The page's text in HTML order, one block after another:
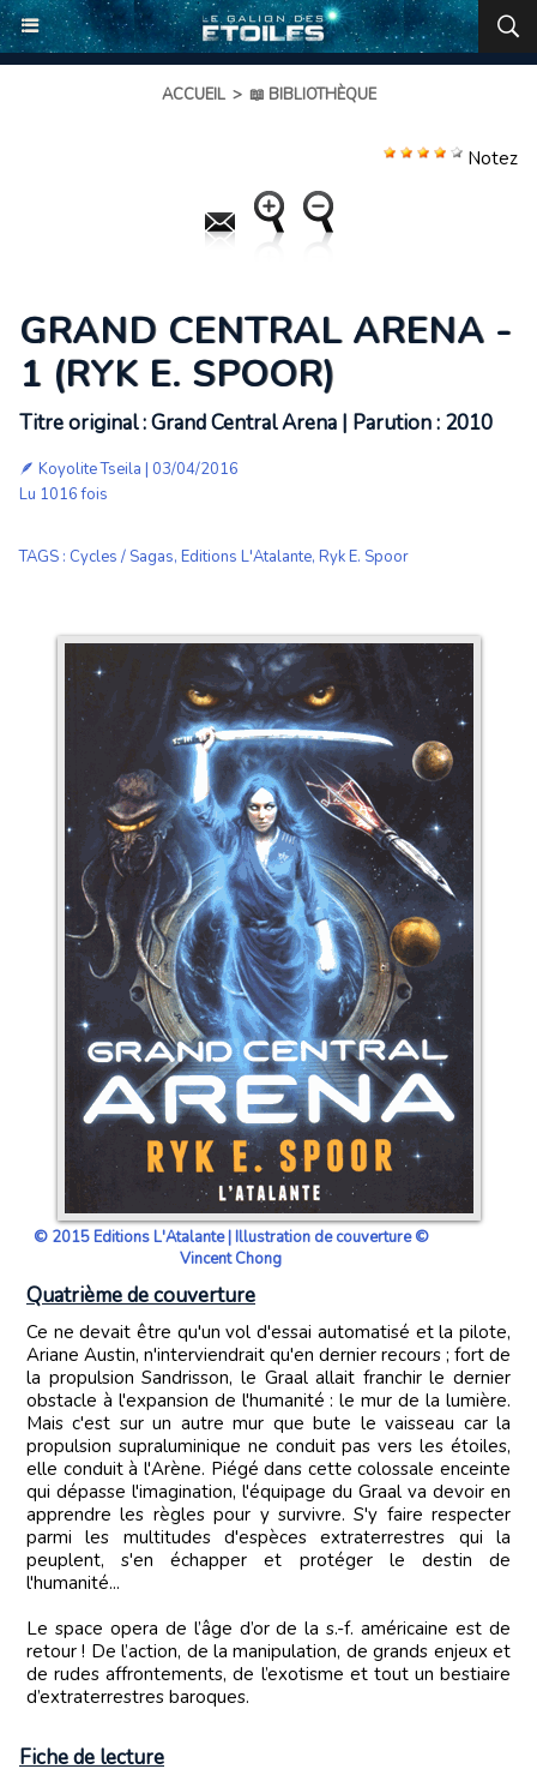
ACCUEIL > 📖 BIBLIOTHÈQUE
Notez
GRAND CENTRAL ARENA -
1 (RYK E. SPOOR)
Titre original : Grand Central Arena | Parution : 2010
🪶 Koyolite Tseila | 03/04/2016
Lu 1016 fois
TAGS : Cycles / Sagas, Editions L'Atalante, Ryk E. Spoor
© 2015 Editions L'Atalante | Illustration de couverture ©
Vincent Chong
Quatrième de couverture
Ce ne devait être qu'un vol d'essai automatisé et la pilote,
Ariane Austin, n'interviendrait qu'en dernier recours ; fort de
la propulsion Sandrisson, le Graal allait franchir le dernier
obstacle à l'expansion de l'humanité : le mur de la lumière.
Mais c'est sur un autre mur que bute le vaisseau car la
propulsion supraluminique ne conduit pas vers les étoiles,
elle conduit à l'Arène. Piégé dans cette colossale enceinte
qui dépasse l'imagination, l'équipage du Graal va devoir en
apprendre les règles pour y survivre. S'y faire respecter
parmi les multitudes d'espèces extraterrestres qui la
peuplent, s'en échapper et protéger le destin de
l'humanité...
Le space opera de l’âge d’or de la s.-f. américaine est de
retour ! De l’action, de la manipulation, de grands enjeux et
de rudes affrontements, de l’exotisme et tout un bestiaire
d’extraterrestres baroques.
Fiche de lecture